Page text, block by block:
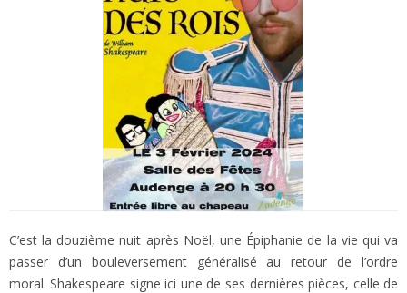
C’est la douzième nuit après Noël, une Épiphanie de la vie qui va
passer d’un bouleversement généralisé au retour de l’ordre
moral. Shakespeare signe ici une de ses dernières pièces, celle de